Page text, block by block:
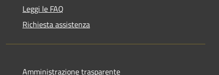
Leggi le FAQ
Richiesta assistenza
Amministrazione trasparente